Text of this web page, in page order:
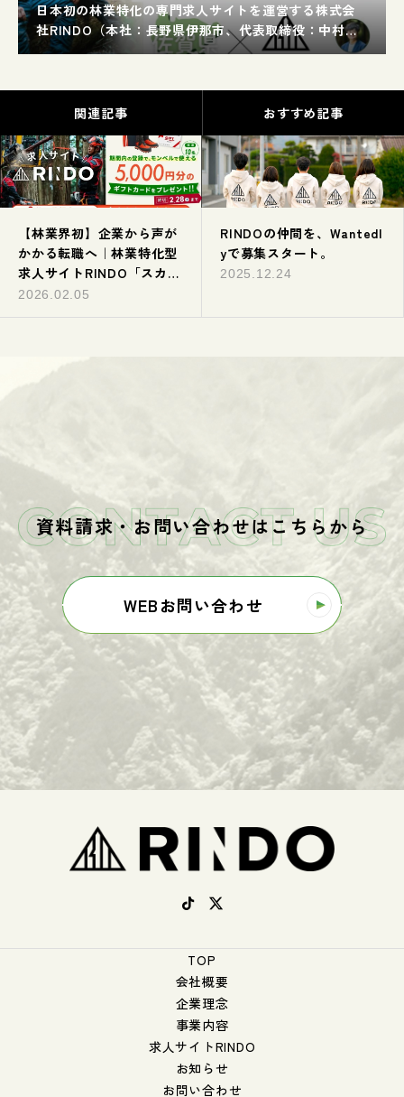
日本初の林業特化の専門求人サイトを運営する株式会
社RINDO（本社：長野県伊那市、代表取締役：中村
就、以下、当社）は、佐賀県森林整備担い手育成基金
和7年度林業雇用管理セミナー」に、登壇いたしまし
関連記事 おすすめ記事
【林業界初】企業から声が
かかる転職へ｜林業特化型
求人サイトRINDO「スカウ
ト機能」が新リリース致し
ました
2026.02.05
RINDOの仲間を、Wantedl
yで募集スタート。
2025.12.24
資料請求・お問い合わせはこちらから
WEBお問い合わせ
TOP
会社概要
企業理念
事業内容
求人サイトRINDO
お知らせ
お問い合わせ